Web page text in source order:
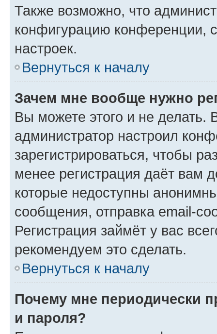
Также возможно, что
конфигурацию конференции,
настроек.
Вернуться к началу
Зачем мне вообще нужно
Вы можете этого и не делать.
администратор настроил
зарегистрироваться, чтобы
менее регистрация даёт вам
которые недоступны
сообщения, отправка email-
Регистрация займёт у вас
рекомендуем это сделать.
Вернуться к началу
Почему мне периодически
и пароля?